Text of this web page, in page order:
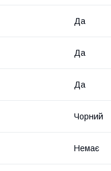
Да
Да
Да
Чорний
Немає